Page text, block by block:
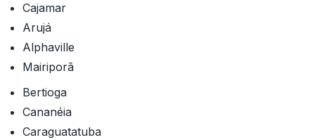
Cajamar
Arujá
Alphaville
Mairiporã
Bertioga
Cananéia
Caraguatatuba